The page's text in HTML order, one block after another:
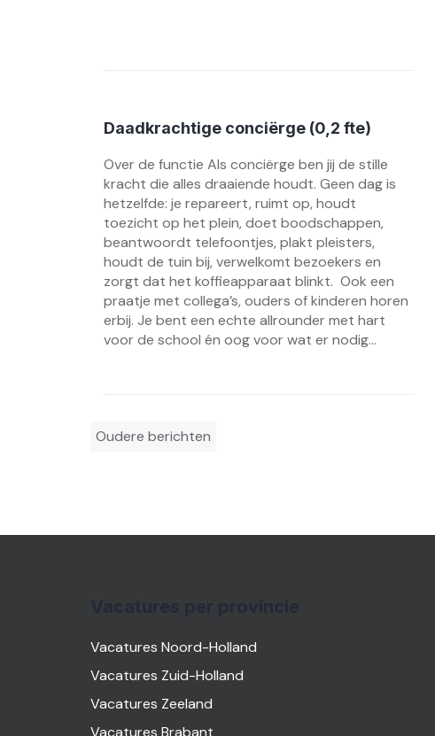
Daadkrachtige conciërge (0,2 fte)
Over de functie Als conciërge ben jij de stille
kracht die alles draaiende houdt. Geen dag is
hetzelfde: je repareert, ruimt op, houdt
toezicht op het plein, doet boodschappen,
beantwoordt telefoontjes, plakt pleisters,
houdt de tuin bij, verwelkomt bezoekers en
zorgt dat het koffieapparaat blinkt. Ook een
praatje met collega’s, ouders of kinderen horen
erbij. Je bent een echte allrounder met hart
voor de school én oog voor wat er nodig...
Berichtennavigatie
Oudere berichten
Vacatures Noord-Holland
Vacatures Zuid-Holland
Vacatures Zeeland
Vacatures Brabant